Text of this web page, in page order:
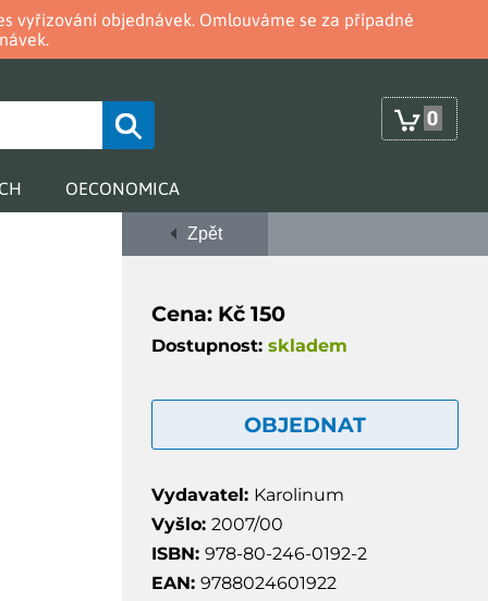
vyřizování objednávek. Omlouváme se za případné
0
OECONOMICA
Zpět
Cena: Kč 150
Dostupnost: skladem
OBJEDNAT
Vydavatel: Karolinum
Vyšlo: 2007/00
ISBN: 978-80-246-0192-2
EAN: 9788024601922